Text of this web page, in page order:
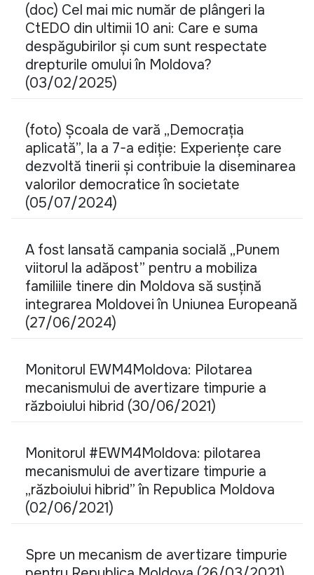
(doc) Cel mai mic număr de plângeri la
CtEDO din ultimii 10 ani: Care e suma
despăgubirilor și cum sunt respectate
drepturile omului în Moldova?
(03/02/2025)
(foto) Școala de vară „Democrația
aplicată”, la a 7-a ediție: Experiențe care
dezvoltă tinerii și contribuie la diseminarea
valorilor democratice în societate
(05/07/2024)
A fost lansată campania socială „Punem
viitorul la adăpost” pentru a mobiliza
familiile tinere din Moldova să susțină
integrarea Moldovei în Uniunea Europeană
(27/06/2024)
Monitorul EWM4Moldova: Pilotarea
mecanismului de avertizare timpurie a
războiului hibrid (30/06/2021)
Monitorul #EWM4Moldova: pilotarea
mecanismului de avertizare timpurie a
„războiului hibrid” în Republica Moldova
(02/06/2021)
Spre un mecanism de avertizare timpurie